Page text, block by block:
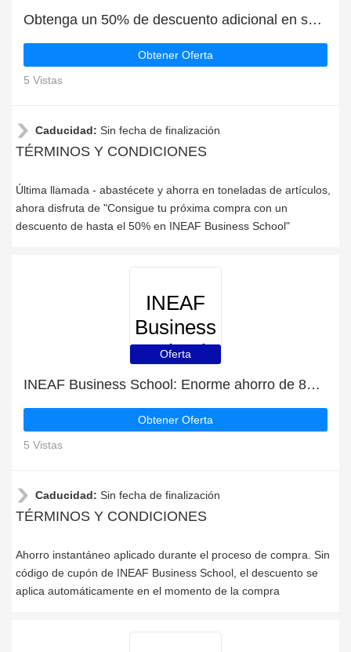
Obtenga un 50% de descuento adicional en su próximo pedido | fin en breve
Obtener Oferta
5 Vistas
Caducidad: Sin fecha de finalización
TÉRMINOS Y CONDICIONES
Última llamada - abastécete y ahorra en toneladas de artículos,
ahora disfruta de "Consigue tu próxima compra con un
descuento de hasta el 50% en INEAF Business School"
INEAF
Business
School
Oferta
INEAF Business School: Enorme ahorro de 80% de descuento en toda la web sólo durante este mes
Obtener Oferta
5 Vistas
Caducidad: Sin fecha de finalización
TÉRMINOS Y CONDICIONES
Ahorro instantáneo aplicado durante el proceso de compra. Sin
código de cupón de INEAF Business School, el descuento se
aplica automáticamente en el momento de la compra